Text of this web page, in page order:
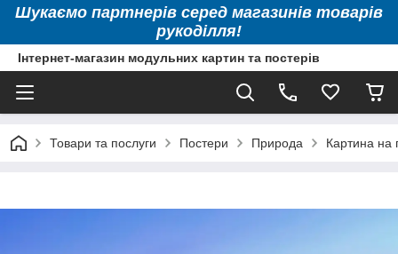
Шукаємо партнерів серед магазинів товарів
рукоділля!
Інтернет-магазин модульних картин та постерів
Товари та послуги Постери Природа Картина на